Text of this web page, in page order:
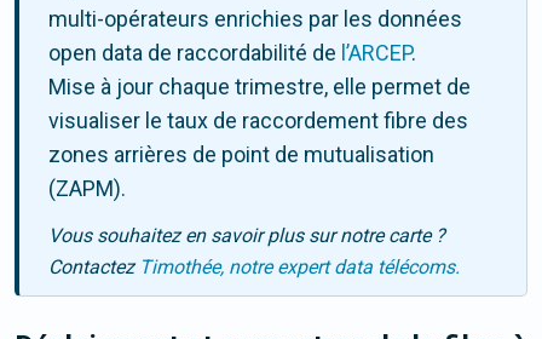
multi-opérateurs enrichies par les données
open data de raccordabilité de l’ARCEP.
Mise à jour chaque trimestre, elle permet de
visualiser le taux de raccordement fibre des
zones arrières de point de mutualisation
(ZAPM).
Vous souhaitez en savoir plus sur notre carte ?
Contactez Timothée, notre expert data télécoms.